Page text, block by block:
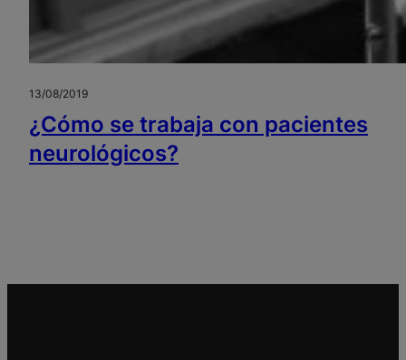
13/08/2019
¿Cómo se trabaja con pacientes
neurológicos?